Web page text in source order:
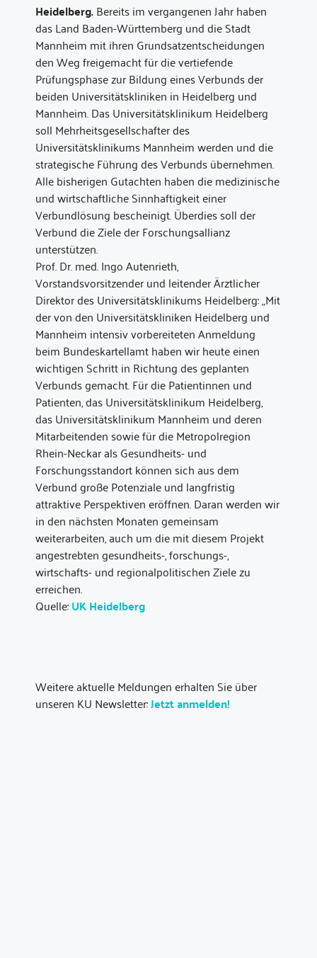
Heidelberg.Bereits im vergangenen Jahr haben
das Land Baden-Württemberg und die Stadt
Mannheim mit ihren Grundsatzentscheidungen
den Weg freigemacht für die vertiefende
Prüfungsphase zur Bildung eines Verbunds der
beiden Universitätskliniken in Heidelberg und
Mannheim. Das Universitätsklinikum Heidelberg
soll Mehrheitsgesellschafter des
Universitätsklinikums Mannheim werden und die
strategische Führung des Verbunds übernehmen.
Alle bisherigen Gutachten haben die medizinische
und wirtschaftliche Sinnhaftigkeit einer
Verbundlösung bescheinigt. Überdies soll der
Verbund die Ziele der Forschungsallianz
unterstützen.
Prof. Dr. med. Ingo Autenrieth,
Vorstandsvorsitzender und leitender Ärztlicher
Direktor des Universitätsklinikums Heidelberg: „Mit
der von den Universitätskliniken Heidelberg und
Mannheim intensiv vorbereiteten Anmeldung
beim Bundeskartellamt haben wir heute einen
wichtigen Schritt in Richtung des geplanten
Verbunds gemacht. Für die Patientinnen und
Patienten, das Universitätsklinikum Heidelberg,
das Universitätsklinikum Mannheim und deren
Mitarbeitenden sowie für die Metropolregion
Rhein-Neckar als Gesundheits- und
Forschungsstandort können sich aus dem
Verbund große Potenziale und langfristig
attraktive Perspektiven eröffnen. Daran werden wir
in den nächsten Monaten gemeinsam
weiterarbeiten, auch um die mit diesem Projekt
angestrebten gesundheits-, forschungs-,
wirtschafts- und regionalpolitischen Ziele zu
erreichen.
Quelle:UK Heidelberg
Weitere aktuelle Meldungen erhalten Sie über
unseren KU Newsletter:Jetzt anmelden!